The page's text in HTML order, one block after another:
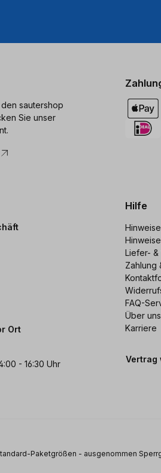
sautershop
Sie unser
Ort
- 16:30 Uhr
Hilfe
Liefer- &
Zahlung
FAQ-
Über uns
Karriere
Vertrag
Paketgrößen - ausgenommen